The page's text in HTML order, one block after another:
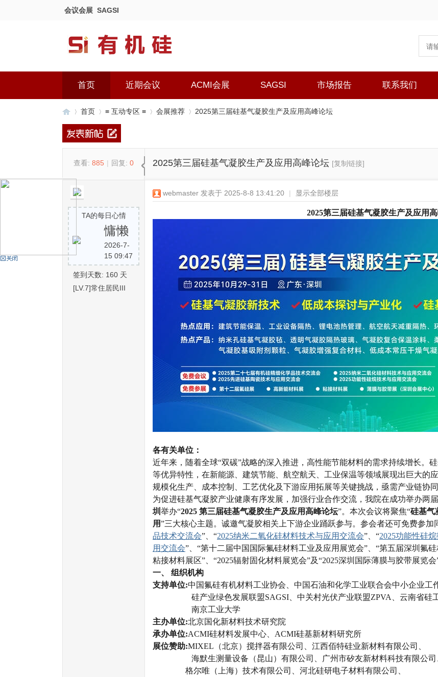
会议会展 SAGSI
首页 近期会议 ACMI会展 SAGSI 市场报告 联系我们
机
首页 ≡ 互动专区 ≡ 会展推荐 2025第三届硅基气凝胶生产及应用高峰论坛
查看: 885 | 回复: 0 2025第三届硅基气凝胶生产及应用高峰论坛 [复制链接]
TA的每日心情
慵懒
2026-7-
15 09:47
签到天数: 160 天
[LV.7]常住居民III
webmaster 发表于 2025-8-8 13:41:20 | 显示全部楼层
2025第三届硅基气凝胶生产及应用
各有关单位：
近年来，随着全球“双碳”战略的深入推进，高性能节能材料的需求持续增长。
等优异特性，在新能源、建筑节能、航空航天、工业保温等领域展现出巨大的
规模化生产、成本控制、工艺优化及下游应用拓展等关键挑战，亟需产业链协
为促进硅基气凝胶产业健康有序发展，加强行业合作交流，我院在成功举办两
圳 举办“2025 第三届硅基气凝胶生产及应用高峰论坛”。本次会议将聚焦“硅基气
用”三大核心主题。诚邀气凝胶相关上下游企业踊跃参与。参会者还可免费参加
品技术交流会”、“2025纳米二氧化硅材料技术与应用交流会”、“2025功能性硅
用交流会”、“第十二届中国国际氟硅材料工业及应用展览会”、“第五届深圳氟
粘接材料展区”、“2025辐射固化材料展览会”及“2025深圳国际薄膜与胶带展览
一、 组织机构
支持单位:中国氟硅有机材料工业协会、中国石油和化学工业联合会中小企业工
硅产业绿色发展联盟SAGSI、中关村光伏产业联盟ZPVA、云南省硅工
南京工业大学
主办单位:北京国化新材料技术研究院
承办单位:ACMI硅材料发展中心、ACMI硅基新材料研究所
展位赞助:MIXEL（北京）搅拌器有限公司、江西佰特硅业新材料有限公司、
海默生测量设备（昆山）有限公司、广州市矽友新材料科技有限公司
格尔唯（上海）技术有限公司、河北硅研电子材料有限公司、